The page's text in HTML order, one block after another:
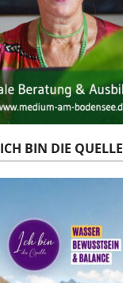
ICH BIN DIE QUELLE